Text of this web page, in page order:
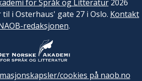
for Språk og Litteratur2026
til i Osterhaus' gate 27 i Oslo. Kontakt
redaksjonen.
cookies på naob.no